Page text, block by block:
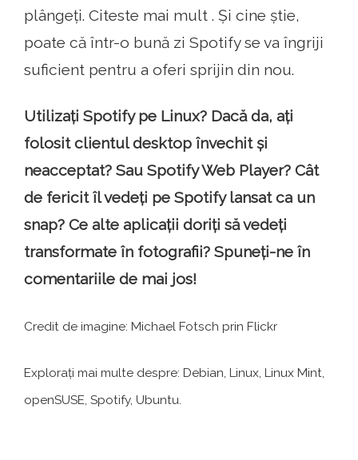
plângeți. Citeste mai mult . Și cine știe,
poate că într-o bună zi Spotify se va îngriji
suficient pentru a oferi sprijin din nou.
Utilizați Spotify pe Linux? Dacă da, ați
folosit clientul desktop învechit și
neacceptat? Sau Spotify Web Player? Cât
de fericit îl vedeți pe Spotify lansat ca un
snap? Ce alte aplicații doriți să vedeți
transformate în fotografii? Spuneți-ne în
comentariile de mai jos!
Credit de imagine: Michael Fotsch prin Flickr
Explorați mai multe despre: Debian, Linux, Linux Mint,
openSUSE, Spotify, Ubuntu.